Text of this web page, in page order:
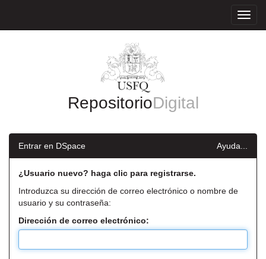
RepositorioDigital
Entrar en DSpace Ayuda...
¿Usuario nuevo? haga clic para registrarse.
Introduzca su dirección de correo electrónico o nombre de
usuario y su contraseña:
Dirección de correo electrónico: